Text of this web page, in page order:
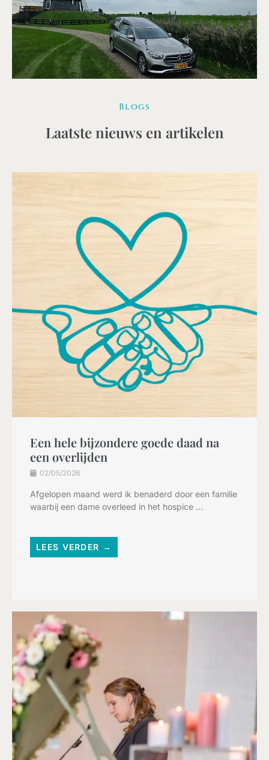
Blogs
Laatste nieuws en artikelen
Een hele bijzondere goede daad na
een overlijden
02/05/2026
Afgelopen maand werd ik benaderd door een familie
waarbij een dame overleed in het hospice ...
LEES VERDER →